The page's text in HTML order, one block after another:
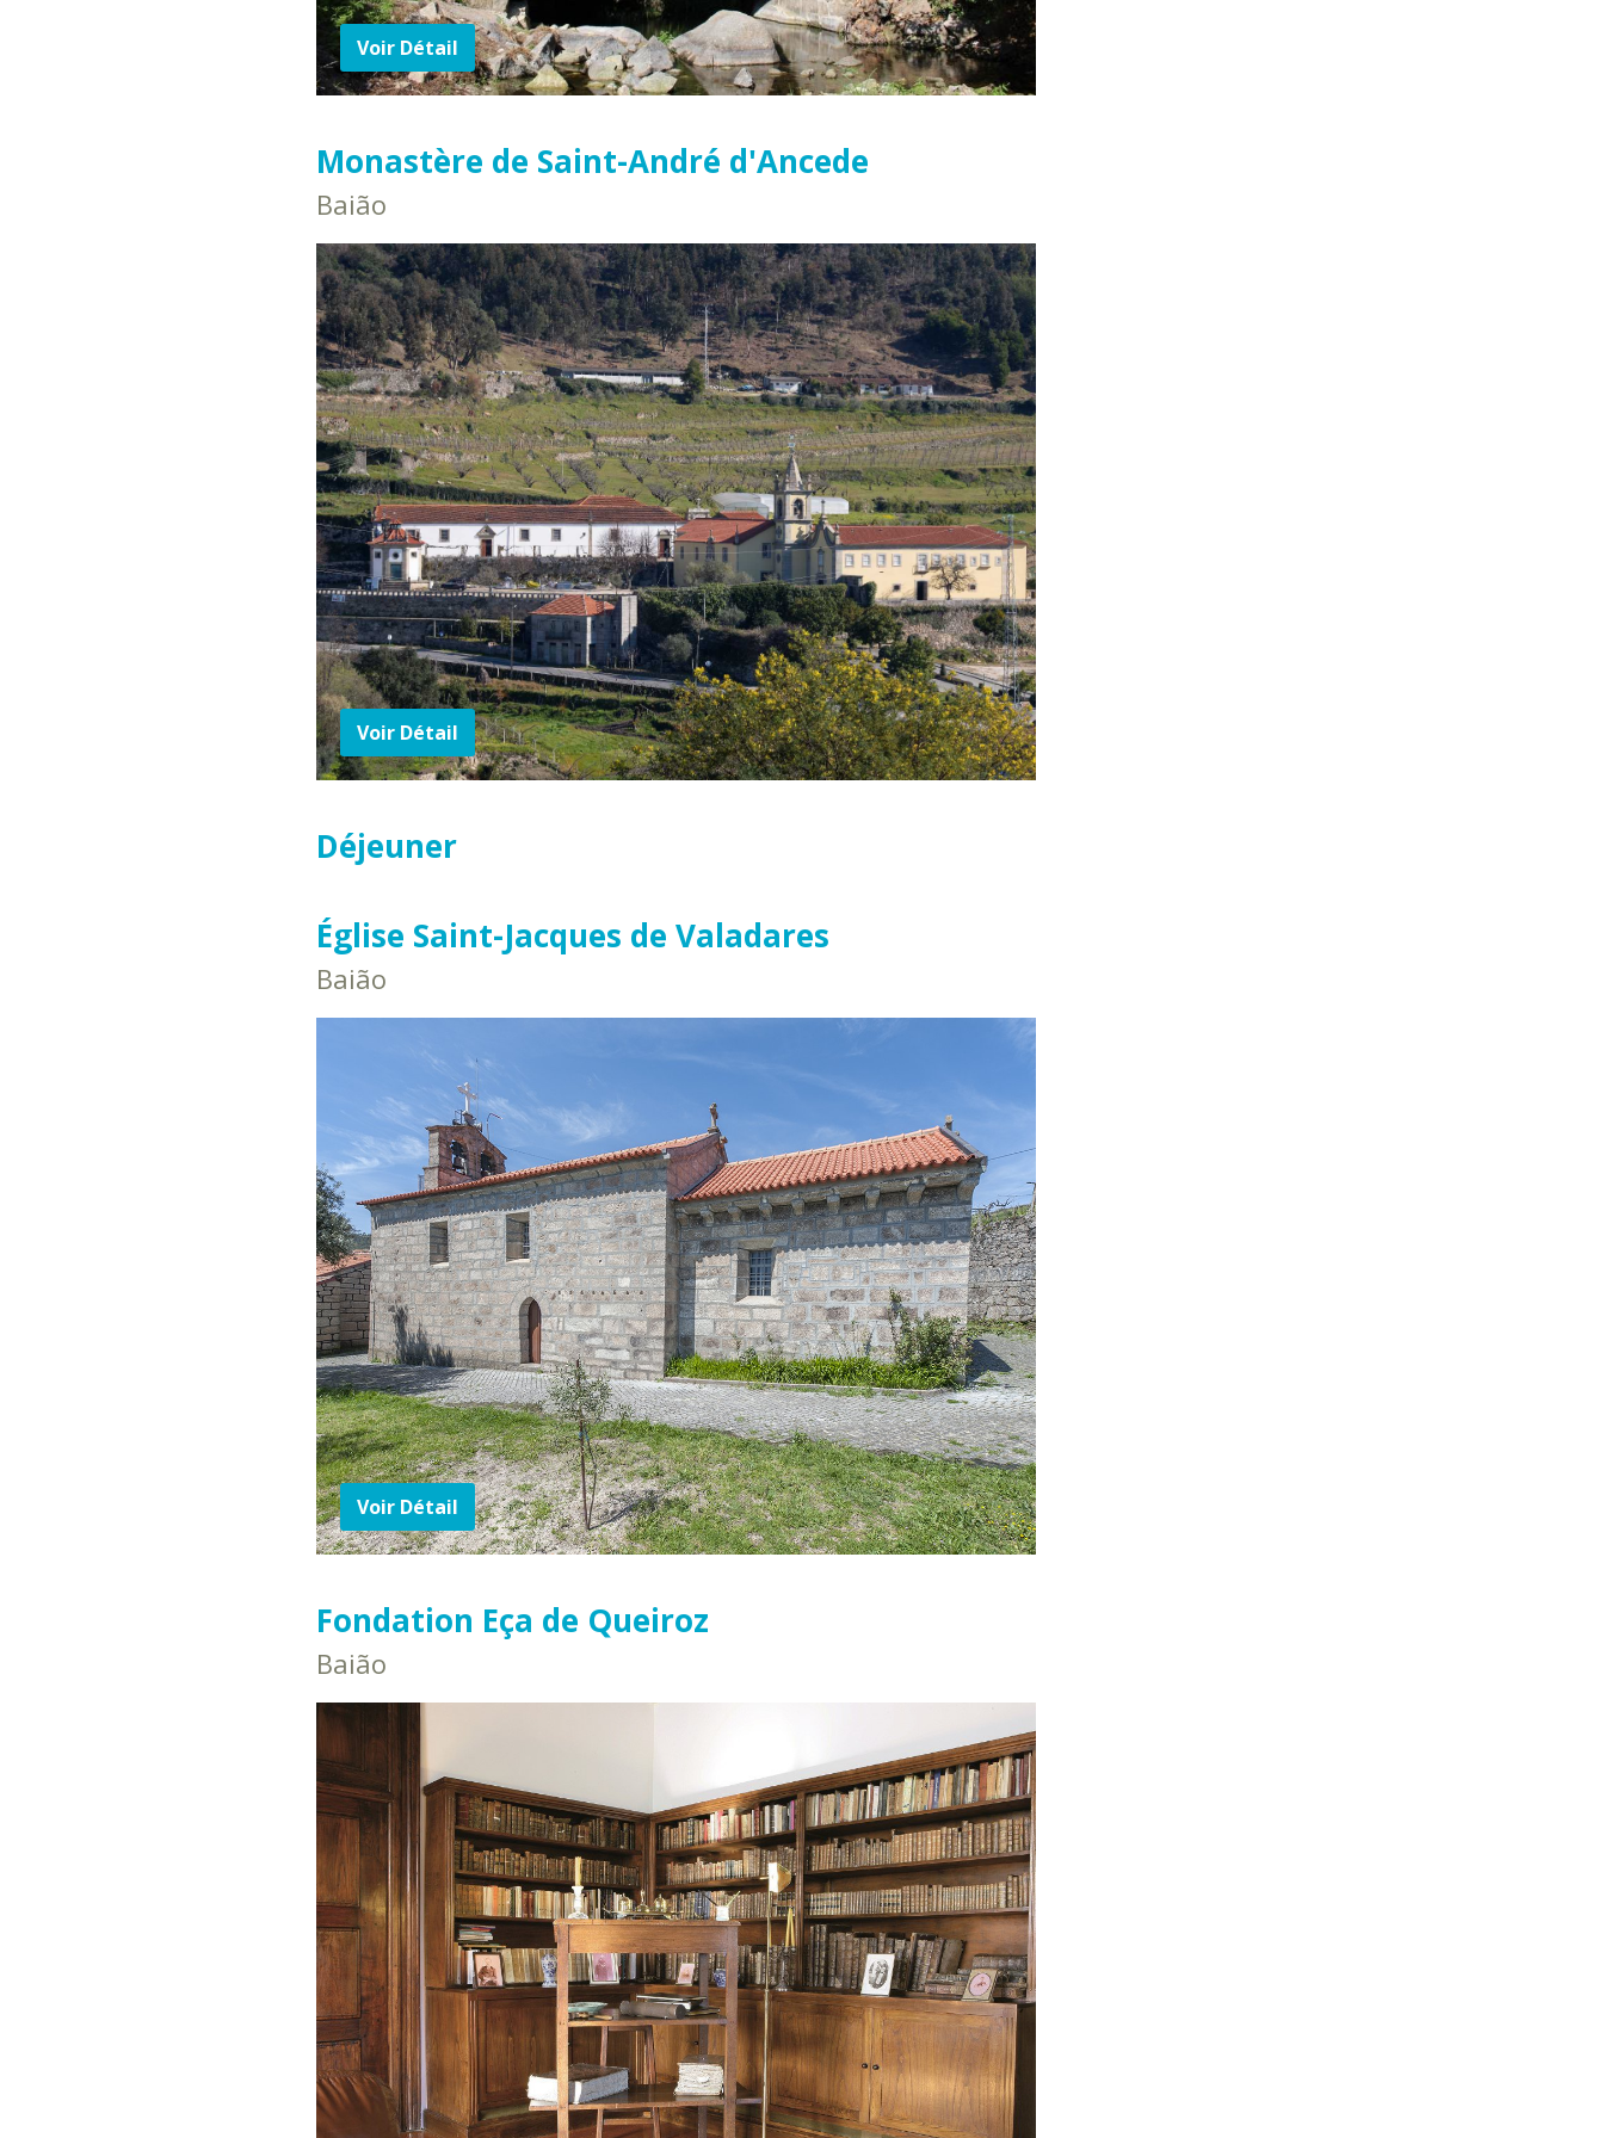
Voir Détail
Monastère de Saint-André d'Ancede
Baião
Voir Détail
Déjeuner
Église Saint-Jacques de Valadares
Baião
Voir Détail
Fondation Eça de Queiroz
Baião